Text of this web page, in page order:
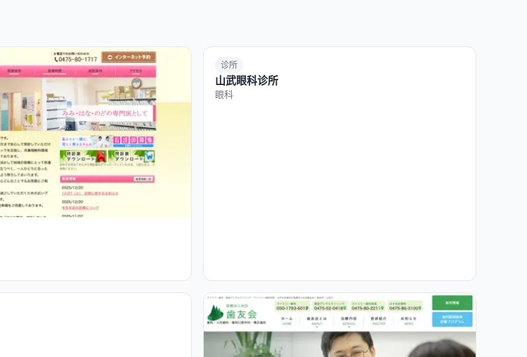
诊所
山武眼科诊所
眼科